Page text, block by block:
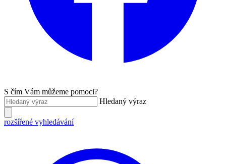
S čím Vám můžeme pomoci?
Hledaný výraz
rozšířené vyhledávání